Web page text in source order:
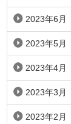
2023年6月
2023年5月
2023年4月
2023年3月
2023年2月